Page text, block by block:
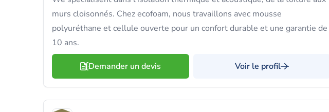
murs cloisonnés. Chez ecofoam, nous travaillons avec mousse
polyuréthane et cellule ouverte pour un confort durable et une garantie de
10 ans.
Demander un devis Voir le profil